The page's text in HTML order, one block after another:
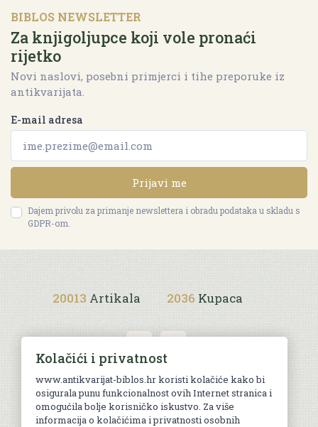
BIBLOS NEWSLETTER
Za knjigoljupce koji vole pronaći
rijetko
Novi naslovi, posebni primjerci i tihe preporuke iz
antikvarijata.
E-mail adresa
Prijavi me
Dajem privolu za primanje newslettera i obradu podataka u skladu s
GDPR-om.
20013 Artikala 2036 Kupaca
Uvjeti kupnje
Kolačići i privatnost
www.antikvarijat-biblos.hr koristi kolačiće kako bi
osigurala punu funkcionalnost ovih Internet stranica i
omogućila bolje korisničko iskustvo. Za više
informacija o kolačićima i privatnosti osobnih